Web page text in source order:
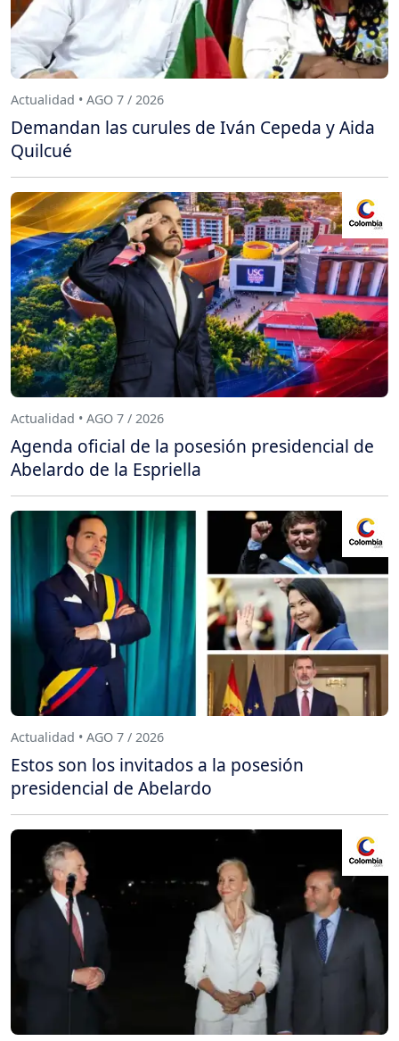
Actualidad • AGO 7 / 2026
Demandan las curules de Iván Cepeda y Aida
Quilcué
Actualidad • AGO 7 / 2026
Agenda oficial de la posesión presidencial de
Abelardo de la Espriella
Actualidad • AGO 7 / 2026
Estos son los invitados a la posesión
presidencial de Abelardo